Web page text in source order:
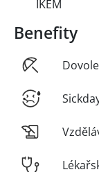
IKEM
Benefity